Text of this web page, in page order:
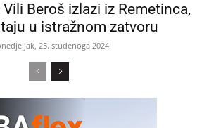
Beroš izlazi iz Remetinca,
u istražnom zatvoru
25. studenoga 2024.